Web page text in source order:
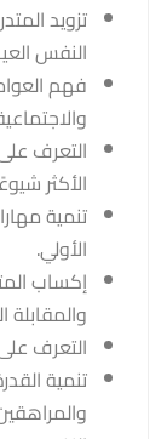
تزويد
النفس
فهم
التعرف
الأكثر
تنمية
الأولي.
إكساب
والمقابلة
التعرف
تنمية